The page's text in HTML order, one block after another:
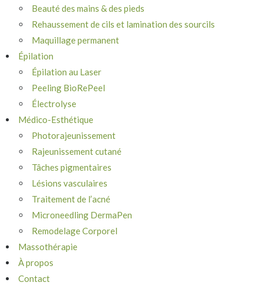
Beauté des mains & des pieds
Rehaussement de cils et lamination des sourcils
Maquillage permanent
Épilation
Épilation au Laser
Peeling BioRePeel
Électrolyse
Médico-Esthétique
Photorajeunissement
Rajeunissement cutané
Tâches pigmentaires
Lésions vasculaires
Traitement de l’acné
Microneedling DermaPen
Remodelage Corporel
Massothérapie
À propos
Contact